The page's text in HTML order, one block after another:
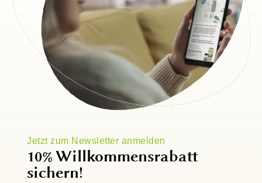
Jetzt zum Newsletter anmelden
10% Willkommensrabatt
sichern!